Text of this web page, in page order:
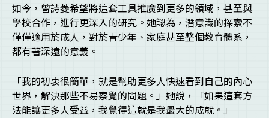
如今，曾詩菱希望將這套工具推廣到更多的領域，甚至與
學校合作，進行更深入的研究。她認為，潛意識的探索不
僅僅適用於成人，對於青少年、家庭甚至整個教育體系，
都有著深遠的意義。
「我的初衷很簡單，就是幫助更多人快速看到自己的內心
世界，解決那些不易察覺的問題。」她說，「如果這套方
法能讓更多人受益，我覺得這就是我最大的成就。」